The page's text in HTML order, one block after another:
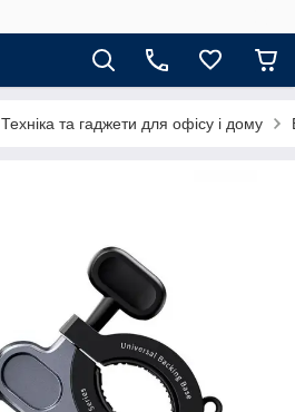
Техніка та гаджети для офісу і дому